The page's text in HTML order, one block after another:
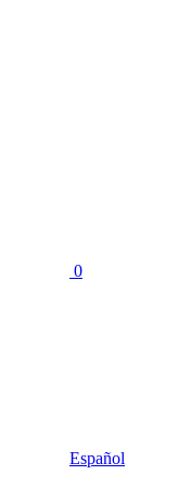
0
Español